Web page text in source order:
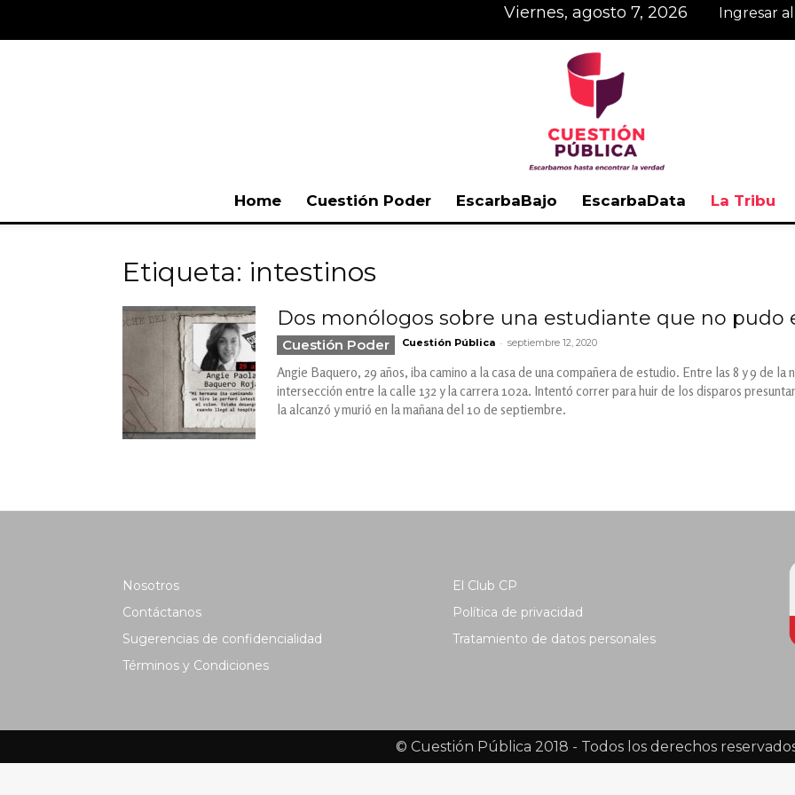
viernes, agosto 7, 2026 Ingresar
Home Cuestión Poder EscarbaBajo EscarbaData La Tribu
Etiqueta: intestinos
Dos monólogos sobre una estudiante que no pudo
Cuestión Poder Cuestión Pública - septiembre 12, 2020
Angie Baquero, 29 años, iba camino a la casa de una compañera de estudio. Entre las 8 y 9 de
intersección entre la calle 132 y la carrera 102a. Intentó correr para huir de los disparos
la alcanzó y murió en la mañana del 10 de septiembre.
Nosotros
Contáctanos
Sugerencias de confidencialidad
Términos y Condiciones
El Club CP
Política de privacidad
Tratamiento de datos personales
© Cuestión Pública 2018 - Todos los derechos